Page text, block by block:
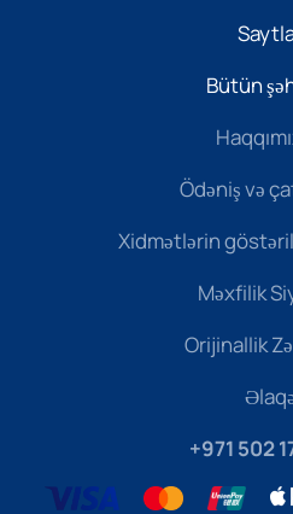
Bütün
Ödəniş və
Xidmətlərin
Məxfilik
Orijinallik
+971 502